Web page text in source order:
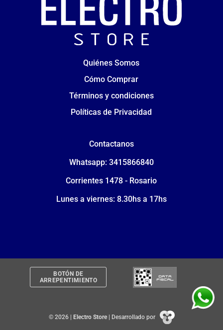
Quiénes Somos
Cómo Comprar
Términos y condiciones
Políticas de Privacidad
Contactanos
Whatsapp: 3415866840
Corrientes 1478 - Rosario
Lunes a viernes: 8.30hs a 17hs
BOTÓN DE
ARREPENTIMIENTO
© 2026 | Electro Store| Desarrollado por